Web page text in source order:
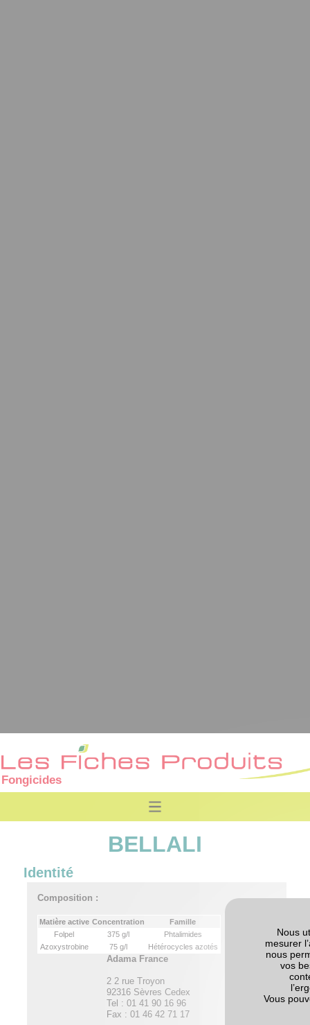
Fongicides
BELLALI
Identité
Composition :
Matière active Concentration
Famille
Folpel
375 g/l
Phtalimides
Azoxystrobine
75 g/l Hétérocycles azotés
Adama France
2 2 rue Troyon
92316 Sèvres Cedex
Tel : 01 41 90 16 96
Fax : 01 46 42 71 17
Nous
mesurer
nous
vos
Vous